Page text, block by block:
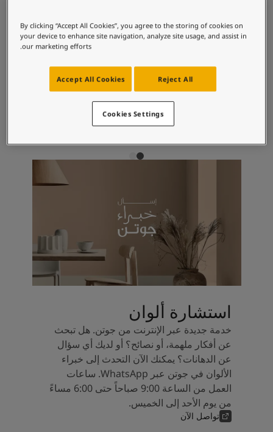
أحجز خدمات الدهان
مساحات تنبض بالحياة - أحدث مجموعة ألوان جوتن
مجموعات الألوان الموصى بها
هيث فايولت
استشارة ألوان
خدمة جديدة عبر الإنترنت من جوتن. هل تبحث
عن أفكار ملهمة، أو نصائح؟ أو لديك أي سؤال
عن الدهانات؟ يمكنك الآن التحدث إلى خبراء
الألوان في جوتن عبر WhatsApp. ساعات
العمل من الساعة 9:00 صباحاً حتى 6:00 مساءً
من يوم الأحد إلى الخميس.
تواصل الآن
By clicking “Accept All Cookies”, you agree to the storing of cookies on
your device to enhance site navigation, analyze site usage, and assist in
our marketing efforts.
Reject All
Accept All Cookies
Cookies Settings